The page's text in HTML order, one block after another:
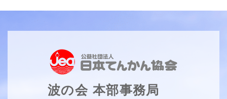
波の会 本部事務局